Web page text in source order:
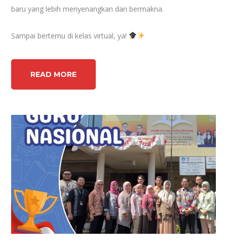
baru yang lebih menyenangkan dan bermakna.
Sampai bertemu di kelas virtual, ya!
READ MORE